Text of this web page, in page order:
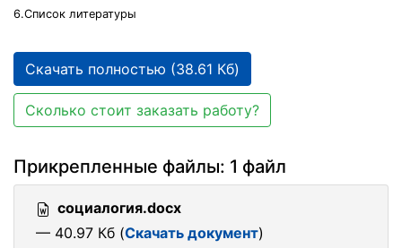
6.Список литературы
Скачать полностью (38.61 Кб)
Сколько стоит заказать работу?
Прикрепленные файлы: 1 файл
социалогия.docx
— 40.97 Кб (Скачать документ)